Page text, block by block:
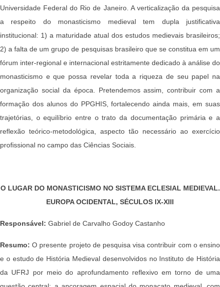
Universidade Federal do Rio de Janeiro. A verticalização da pesquisa
a respeito do monasticismo medieval tem dupla justificativa
institucional: 1) a maturidade atual dos estudos medievais brasileiros;
2) a falta de um grupo de pesquisas brasileiro que se constitua em um
fórum inter-regional e internacional estritamente dedicado à análise do
monasticismo e que possa revelar toda a riqueza de seu papel na
organização social da época. Pretendemos assim, contribuir com a
formação dos alunos do PPGHIS, fortalecendo ainda mais, em suas
trajetórias, o equilíbrio entre o trato da documentação primária e a
reflexão teórico-metodológica, aspecto tão necessário ao exercício
profissional no campo das Ciências Sociais.
O LUGAR DO MONASTICISMO NO SISTEMA ECLESIAL MEDIEVAL.
EUROPA OCIDENTAL, SÉCULOS IX-XIII
Responsável: Gabriel de Carvalho Godoy Castanho
Resumo: O presente projeto de pesquisa visa contribuir com o ensino
e o estudo de História Medieval desenvolvidos no Instituto de História
da UFRJ por meio do aprofundamento reflexivo em torno de uma